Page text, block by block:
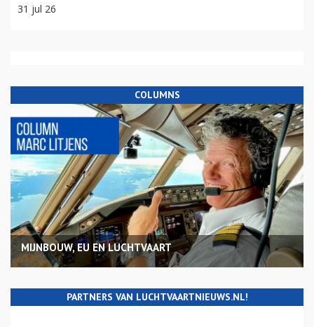
31 jul 26
COLUMNS
MIJNBOUW, EU EN LUCHTVAART
PARTNERS VAN LUCHTVAARTNIEUWS.NL!